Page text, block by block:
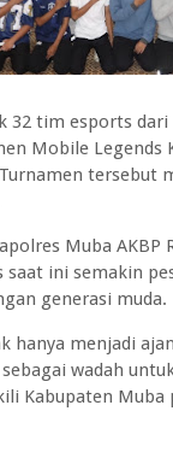
32 tim esports
Mobile Legends
tersebut
Muba
ini semakin
generasi muda.
hanya menjadi
wadah
Kabupaten Muba